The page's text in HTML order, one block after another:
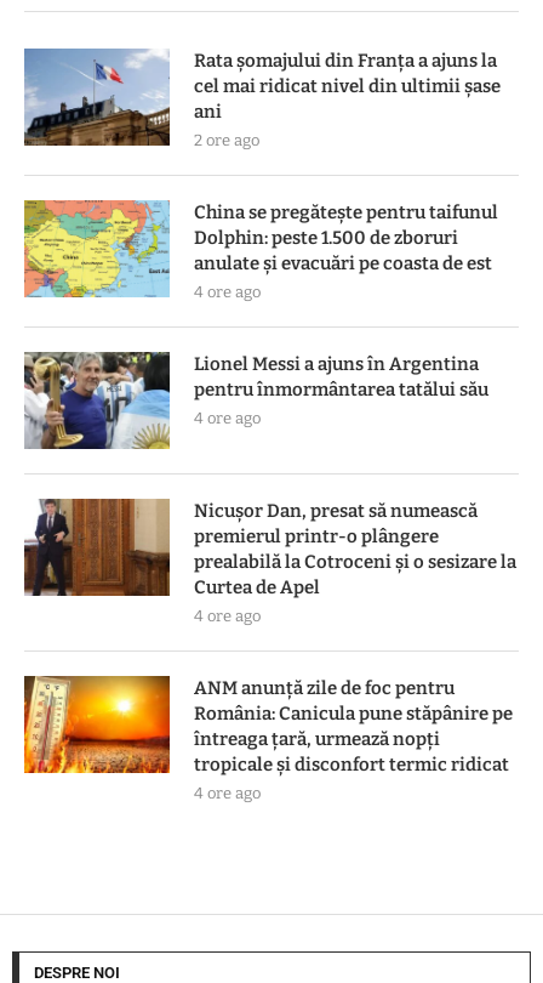
Rata șomajului din Franța a ajuns la
cel mai ridicat nivel din ultimii șase
ani
2 ore ago
China se pregătește pentru taifunul
Dolphin: peste 1.500 de zboruri
anulate și evacuări pe coasta de est
4 ore ago
Lionel Messi a ajuns în Argentina
pentru înmormântarea tatălui său
4 ore ago
Nicușor Dan, presat să numească
premierul printr-o plângere
prealabilă la Cotroceni și o sesizare la
Curtea de Apel
4 ore ago
ANM anunță zile de foc pentru
România: Canicula pune stăpânire pe
întreaga țară, urmează nopți
tropicale și disconfort termic ridicat
4 ore ago
DESPRE NOI